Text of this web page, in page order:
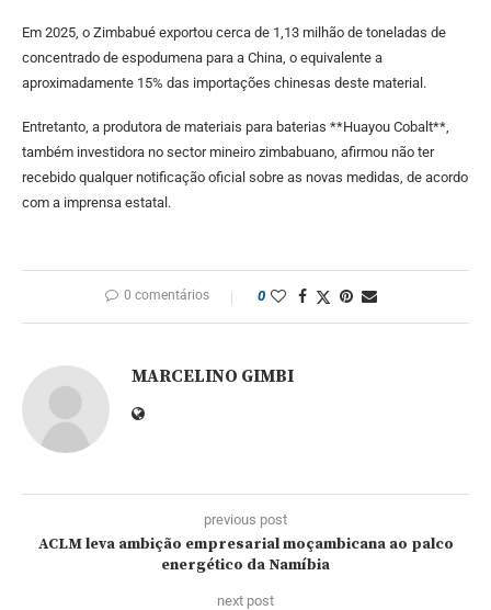
Em 2025, o Zimbabué exportou cerca de 1,13 milhão de toneladas de
concentrado de espodumena para a China, o equivalente a
aproximadamente 15% das importações chinesas deste material.
Entretanto, a produtora de materiais para baterias **Huayou Cobalt**,
também investidora no sector mineiro zimbabuano, afirmou não ter
recebido qualquer notificação oficial sobre as novas medidas, de acordo
com a imprensa estatal.
0 comentários 0
MARCELINO GIMBI
previous post
ACLM leva ambição empresarial moçambicana ao palco
energético da Namíbia
next post